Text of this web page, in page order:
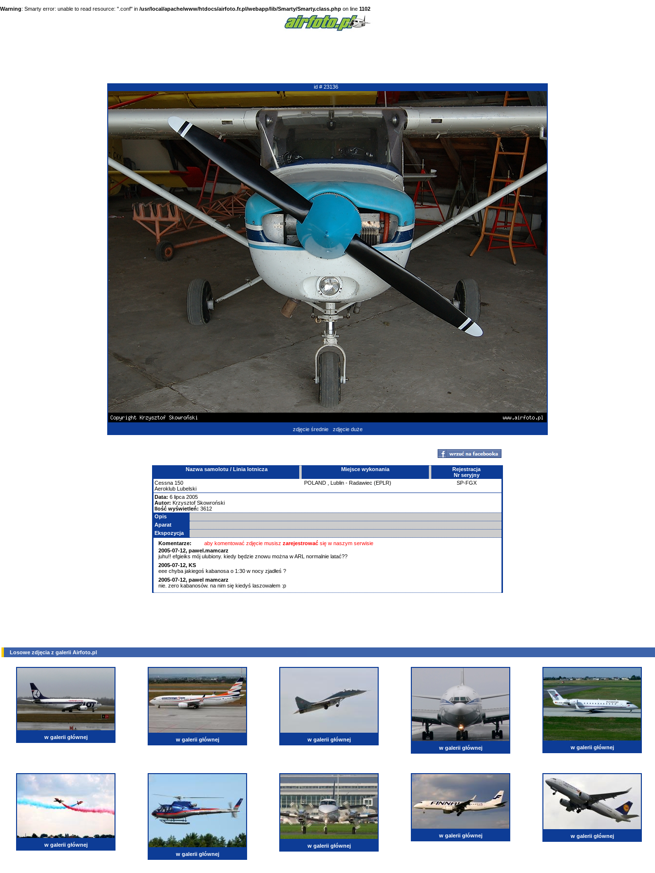
Warning: Smarty error: unable to read resource: ".conf" in /usr/local/apache/www/htdocs/airfoto.fr.pl/webapp/lib/Smarty/Smarty.class.php on line 1102
id # 23136
zdjęcie średnie zdjęcie duże
Nazwa samolotu / Linia lotnicza Miejsce wykonania
Rejestracja
Nr seryjny
Cessna 150
Aeroklub Lubelski
POLAND Lublin - Radawiec (EPLR) SP-FGX
Data: 6 lipca 2005
Autor: Krzysztof Skowroński
Ilość wyświetleń: 3612
Opis
Aparat
Ekspozycja
Komentarze:
aby komentować zdjęcie musisz zarejestrować się w naszym serwisie
2005-07-12, pawel.mamcarz
juhu!! efgieiks mój ulubiony. kiedy będzie znowu można w ARL normalnie latać??
2005-07-12, KS
eee chyba jakiegoś kabanosa o 1:30 w nocy zjadłeś ?
2005-07-12, pawel mamcarz
nie. zero kabanosów. na nim się kiedyś laszowałem :p
Losowe zdjęcia z galerii Airfoto.pl
w galerii głównej w galerii głównej
w galerii głównej
w galerii głównej
w galerii głównej
w galerii głównej
w galerii głównej
w galerii głównej
w galerii głównej w galerii głównej